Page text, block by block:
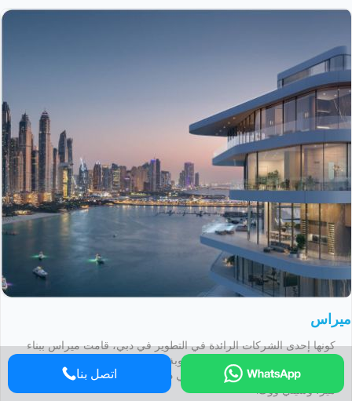
ميراس
كونها إحدى الشركات الرائدة في التطوير في دبي، قامت ميراس ببناء
العديد من المشاريع البارزة والمطلوبة بشدة بما في ذلك منازل
بلوواترز، ومنتجع ومنازل بلغاري في دبي، ومرفأ دي لا مير، وسور لا
مير، وسيتي ووك.
اتصل بنا